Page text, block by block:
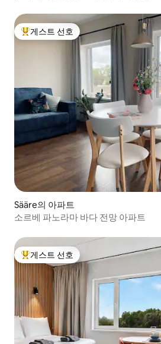
상위 게스트 선호
게스트 선호
Sääre의 아파트
소르베 파노라마 바다 전망 아파트
상위 게스트 선호
게스트 선호